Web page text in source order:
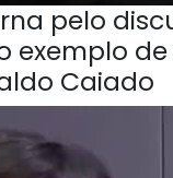
pelo
exemplo de
Caiado